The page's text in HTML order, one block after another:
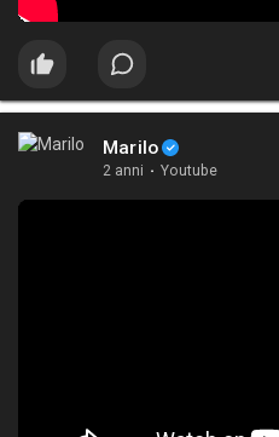
Marilo
2 anni · Youtube